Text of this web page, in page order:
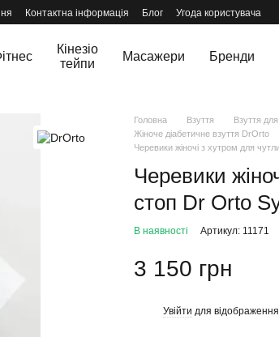
Контактна інформація Блог Угода користувача
Кінезіо
тейпи
Масажери Бренди
Головна Взуття Взуття
Жіноче діабетичне взуття DrOrto
Черевики жіночі з хутром для
Черевики
стоп Dr Orto
В наявності Артикул: 11171
3 150 грн
Увійти для